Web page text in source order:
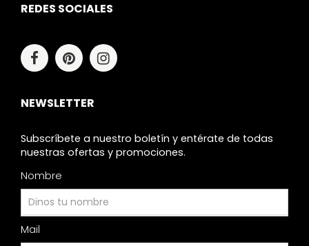
REDES SOCIALES
NEWSLETTER
Subscríbete a nuestro boletín y entérate de todas
nuestras ofertas y promociones.
Nombre
Mail